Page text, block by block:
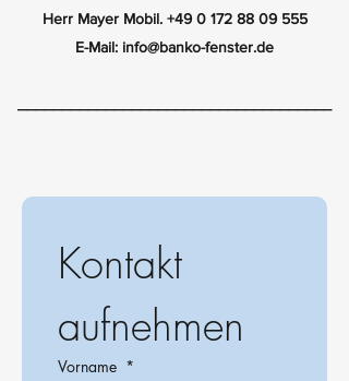
Herr Mayer Mobil. +49 0 172 88 09 555
E-Mail: info@banko-fenster.de
Kontakt
Vorname *